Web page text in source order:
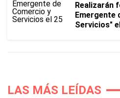
Realizarán
Emergente
Servicios"
LAS MÁS LEÍDAS